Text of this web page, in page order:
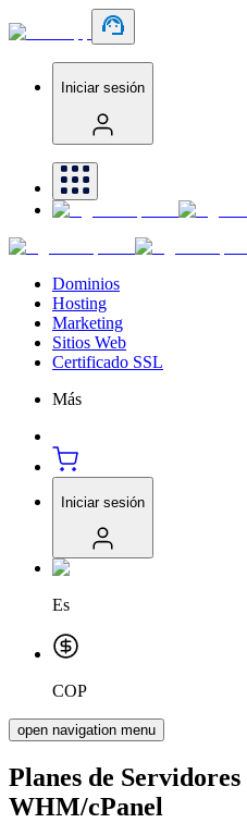
Iniciar sesión
Dominios
Hosting
Marketing
Sitios Web
Certificado SSL
Más
Iniciar sesión
Es
COP
open navigation menu
Planes de
WHM/cPanel